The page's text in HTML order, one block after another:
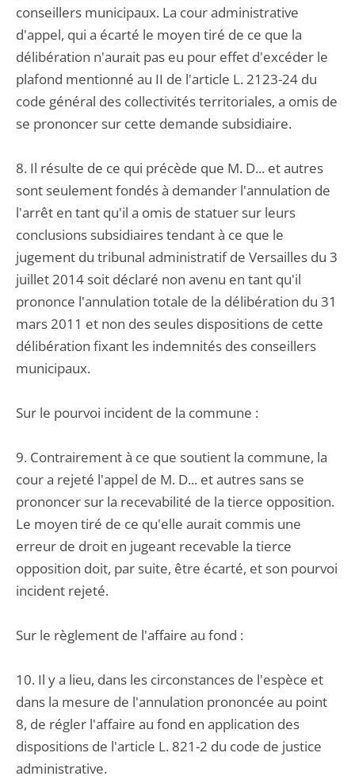
conseillers municipaux. La cour administrative
d'appel, qui a écarté le moyen tiré de ce que la
délibération n'aurait pas eu pour effet d'excéder le
plafond mentionné au II de l'article L. 2123-24 du
code général des collectivités territoriales, a omis de
se prononcer sur cette demande subsidiaire.
8. Il résulte de ce qui précède que M. D... et autres
sont seulement fondés à demander l'annulation de
l'arrêt en tant qu'il a omis de statuer sur leurs
conclusions subsidiaires tendant à ce que le
jugement du tribunal administratif de Versailles du 3
juillet 2014 soit déclaré non avenu en tant qu'il
prononce l'annulation totale de la délibération du 31
mars 2011 et non des seules dispositions de cette
délibération fixant les indemnités des conseillers
municipaux.
Sur le pourvoi incident de la commune :
9. Contrairement à ce que soutient la commune, la
cour a rejeté l'appel de M. D... et autres sans se
prononcer sur la recevabilité de la tierce opposition.
Le moyen tiré de ce qu'elle aurait commis une
erreur de droit en jugeant recevable la tierce
opposition doit, par suite, être écarté, et son pourvoi
incident rejeté.
Sur le règlement de l'affaire au fond :
10. Il y a lieu, dans les circonstances de l'espèce et
dans la mesure de l'annulation prononcée au point
8, de régler l'affaire au fond en application des
dispositions de l'article L. 821-2 du code de justice
administrative.